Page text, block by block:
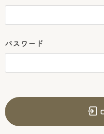
パスワード